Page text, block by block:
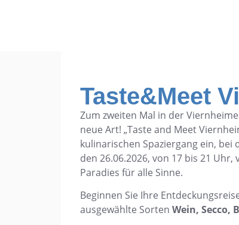
Taste&Meet
Zum zweiten Mal in der
neue Art! „Taste and Meet
kulinarischen Spaziergang ein,
den 26.06.2026, von 17 bis 21
Paradies für alle Sinne.
Beginnen Sie Ihre
ausgewählte SortenWein, Secco,